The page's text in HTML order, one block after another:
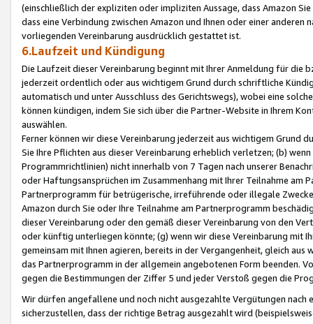
(einschließlich der expliziten oder impliziten Aussage, dass Amazon
dass eine Verbindung zwischen Amazon und Ihnen oder einer
vorliegenden Vereinbarung ausdrücklich gestattet ist.
6.Laufzeit und Kündigung
Die Laufzeit dieser Vereinbarung beginnt mit Ihrer Anmeldung für die
jederzeit ordentlich oder aus wichtigem Grund durch schriftliche
automatisch und unter Ausschluss des Gerichtswegs), wobei eine
können kündigen, indem Sie sich über die Partner-Website in Ihrem
auswählen.
Ferner können wir diese Vereinbarung jederzeit aus wichtigem Grund
Sie Ihre Pflichten aus dieser Vereinbarung erheblich verletzen; (b)
Programmrichtlinien) nicht innerhalb von 7 Tagen nach unserer
oder Haftungsansprüchen im Zusammenhang mit Ihrer Teilnahme am
Partnerprogramm für betrügerische, irreführende oder illegale
Amazon durch Sie oder Ihre Teilnahme am Partnerprogramm
dieser Vereinbarung oder den gemäß dieser Vereinbarung von den
oder künftig unterliegen könnte; (g) wenn wir diese Vereinbarung mit
gemeinsam mit Ihnen agieren, bereits in der Vergangenheit, gleich
das Partnerprogramm in der allgemein angebotenen Form beenden.
gegen die Bestimmungen der Ziffer 5 und jeder Verstoß gegen die
Wir dürfen angefallene und noch nicht ausgezahlte Vergütungen
sicherzustellen, dass der richtige Betrag ausgezahlt wird